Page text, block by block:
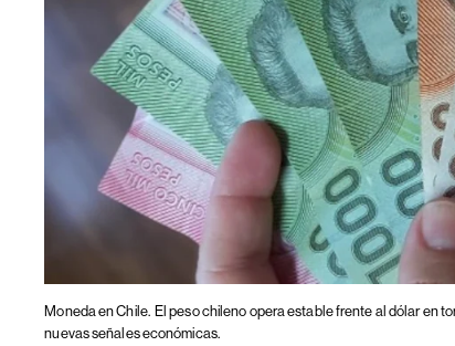
Moneda en Chile. El peso chileno opera estable frente al dólar en
nuevas señales económicas.